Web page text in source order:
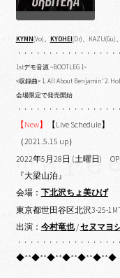
KYMN(Vo)、 KYOHEI(Dr)、KAZU(Gu)
・・・・・・・・・・・・・・・・
1stデモ音源 ~BOOTLEG 1~
<収録曲> 1. All About Benjamin’ 2.
会場限定で発売開始
・・・・・・・・・・・・・・・・
【New】
【Live Schedule】
（2021.5.15 up）
2022年5月28日 (土曜日)
『大梁山泊』
会場： 下北沢ちょ美ひげ
東京都世田谷区北沢3-25-
出演： 今村竜也/セヌマヨ
・・・・・・・・・・・・・・・・
◆**◆**◆**◆**◆**◆**◆